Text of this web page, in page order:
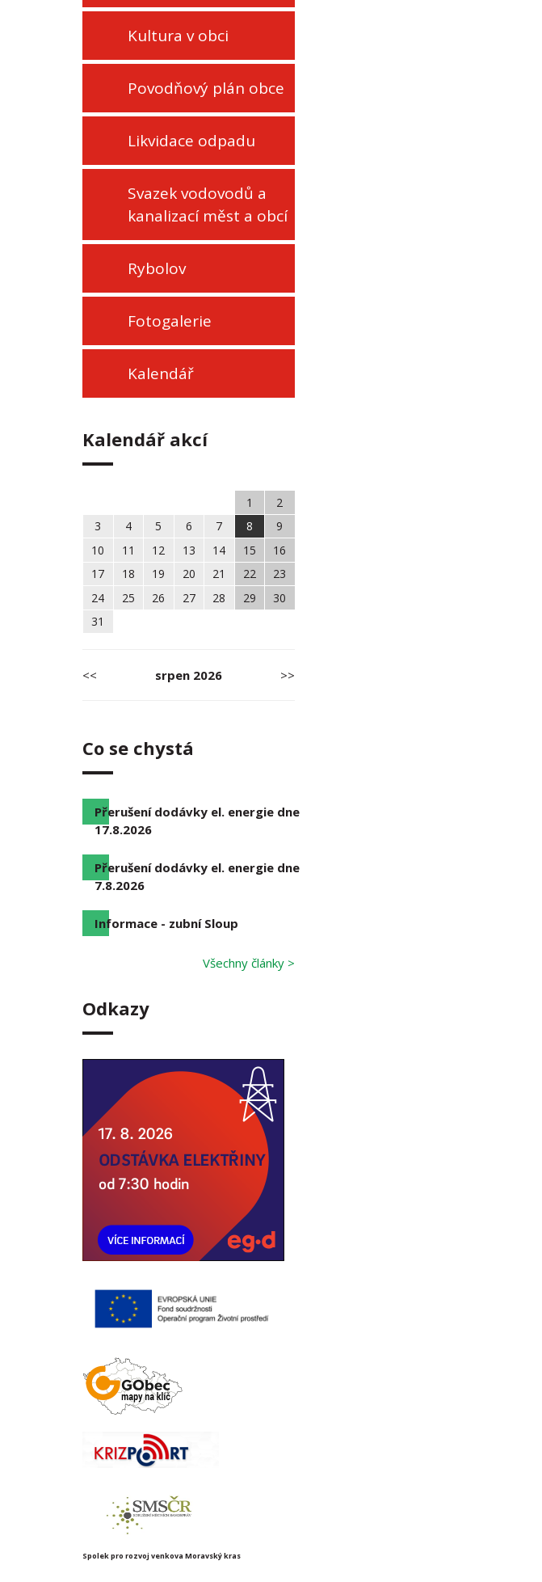
Kultura v obci
Povodňový plán obce
Likvidace odpadu
Svazek vodovodů a
kanalizací měst a obcí
Rybolov
Fotogalerie
Kalendář
Kalendář akcí
1
2
3
4 5 6 7 8
9
10
11 12 13 14 15
16
17
18 19 20 21 22
23
24
25 26 27 28 29
30
31
<< srpen 2026 >>
Co se chystá
Přerušení dodávky el. energie dne
17.8.2026
Přerušení dodávky el. energie dne
7.8.2026
Informace - zubní Sloup
Všechny články >
Odkazy
Spolek pro rozvoj venkova Moravský kras